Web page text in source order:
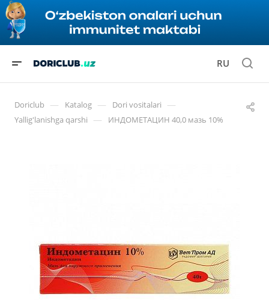
RU
Doriclub — Katalog — Dori vositalari —
Yallig'lanishga qarshi — ИНДОМЕТАЦИН 40,0 мазь 10%